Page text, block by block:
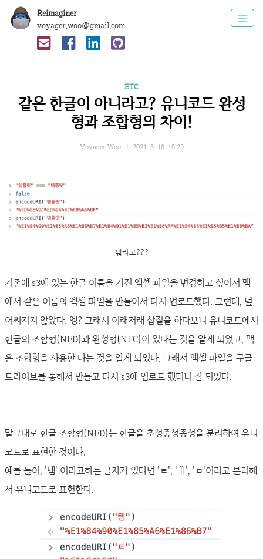
Reimaginer
voyager.woo@gmail.com
ETC
같은 한글이 아니라고? 유니코드 완성
형과 조합형의 차이!
Voyager Woo 2021. 5. 16. 19:29
뭐라고???
기존에 s3에 있는 한글 이름을 가진 엑셀 파일을 변경하고 싶어서 맥
에서 같은 이름의 엑셀 파일을 만들어서 다시 업로드했다. 그런데, 덮
어써지지 않았다. 엥? 그래서 이래저래 삽질을 하다보니 유니코드에서
한글의 조합형(NFD)과 완성형(NFC)이 있다는 것을 알게 되었고, 맥
은 조합형을 사용한 다는 것을 알게 되었다. 그래서 엑셀 파일을 구글
드라이브를 통해서 만들고 다시 s3에 업로드 했더니 잘 되었다.
말그대로 한글 조합형(NFD)는 한글을 초성중성종성을 분리하여 유니
코드로 표현한 것이다.
예를 들어, '템' 이라고하는 글자가 있다면 'ㅌ', 'ㅔ', 'ㅁ'이라고 분리해
서 유니코드로 표현한다.